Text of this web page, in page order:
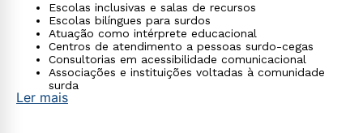
Escolas inclusivas e salas de recursos
Escolas bilíngues para surdos
Atuação como intérprete educacional
Centros de atendimento a pessoas surdo-cegas
Consultorias em acessibilidade comunicacional
Associações e instituições voltadas à comunidade
surda
Ler mais